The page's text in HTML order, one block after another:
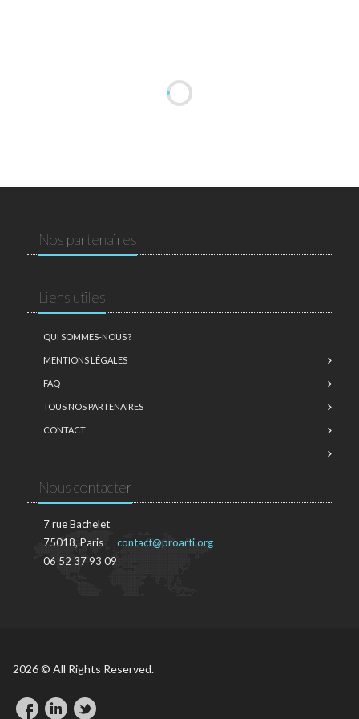
Nos partenaires
Liens utiles
QUI SOMMES-NOUS ?
MENTIONS LÉGALES
FAQ
TOUS NOS PARTENAIRES
CONTACT
Nous contacter
7 rue Bachelet
75018, Paris
06 52 37 93 09
contact@proarti.org
2026 © All Rights Reserved.